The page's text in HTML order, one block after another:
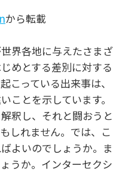
から転載
界各地に与えたさまざ
めとする差別に対する
こっている出来事は、
ことを示しています。
釈し、それと闘おうと
しれません。では、こ
よいのでしょうか。ま
うか。インターセクシ